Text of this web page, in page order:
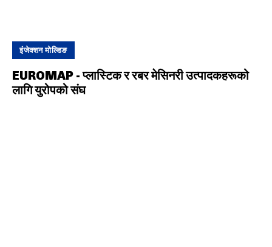
इंजेक्शन मोल्डिङ
EUROMAP - प्लास्टिक र रबर मेसिनरी उत्पादकहरूको
लागि युरोपको संघ